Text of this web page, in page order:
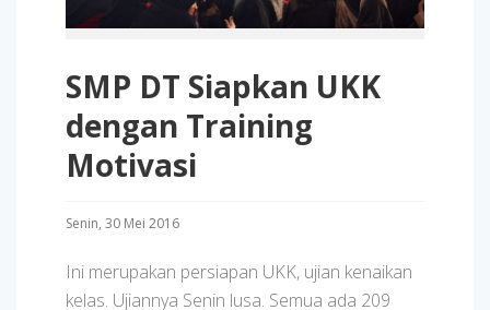
SMP DT Siapkan UKK
dengan Training
Motivasi
Senin, 30 Mei 2016
Ini merupakan persiapan UKK, ujian kenaikan
kelas. Ujiannya Senin lusa. Semua ada 209